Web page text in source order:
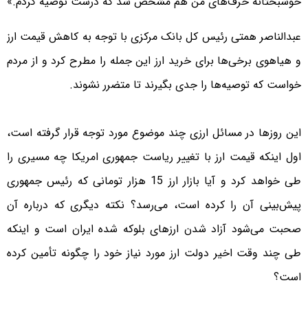
عبدالناصر همتی رئیس کل بانک مرکزی با توجه به کاهش قیمت ارز
و هیاهوی برخی‌ها برای خرید ارز این جمله را مطرح کرد و از مردم
خواست که توصیه‌ها را جدی بگیرند تا متضرر نشوند.
این روزها در مسائل ارزی چند موضوع مورد توجه قرار گرفته است،
اول اینکه قیمت ارز با تغییر ریاست جمهوری امریکا چه مسیری را
طی خواهد کرد و آیا بازار ارز 15 هزار تومانی که رئیس جمهوری
پیش‌بینی آن را کرده است، می‌رسد؟ نکته دیگری که درباره آن
صحبت می‌شود آزاد شدن ارزهای بلوکه شده ایران است و اینکه
طی چند وقت اخیر دولت ارز مورد نیاز خود را چگونه تأمین کرده
است؟